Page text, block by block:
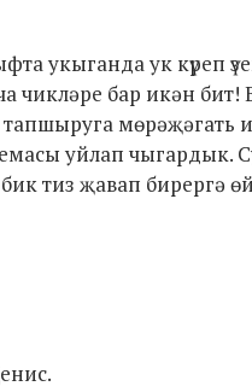
укыганда ук күреп
чикләре бар икән
мөрәҗәгать
уйлап
тиз җавап бирергә